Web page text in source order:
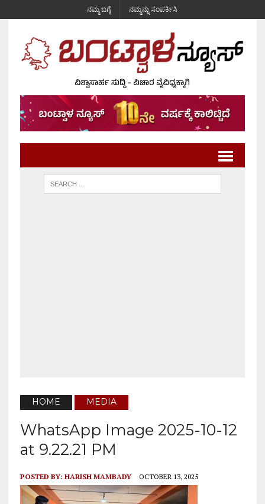
ನಮ್ಮ ಬಗ್ಗೆ ನಮ್ಮನ್ನು ಸಂಪರ್ಕಿಸಿ
HOME MEDIA
WhatsApp Image 2025-10-12
at 9.22.21 PM
POSTED BY: HARISH MAMBADY OCTOBER 13, 2025